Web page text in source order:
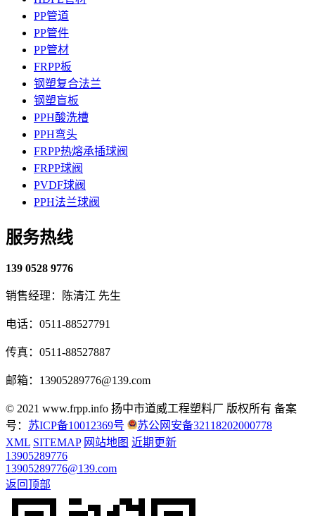
PP管道
PP管件
PP管材
FRPP板
钢塑复合法兰
钢塑盲板
PPH酸洗槽
PPH弯头
FRPP热熔承插球阀
FRPP球阀
PVDF球阀
PPH法兰球阀
服务热线
139 0528 9776
销售经理：陈清江 先生
电话：0511-88527791
传真：0511-88527887
邮箱：13905289776@139.com
© 2021 www.frpp.info 扬中市道威工程塑料厂 版权所有 备案
号： 苏ICP备10012369号
苏公网安备32118202000778
XML SITEMAP 网站地图 近期更新
13905289776
13905289776@139.com
返回顶部